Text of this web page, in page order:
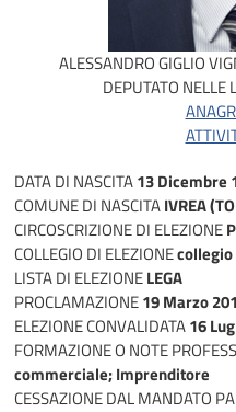
ALESSANDRO GIGLIO
DEPUTATO NELLE
DATA DI NASCITA13 Dicembre
COMUNE DI NASCITAIVREA
CIRCOSCRIZIONE DI ELEZIONE
COLLEGIO DI ELEZIONE
LISTA DI ELEZIONELEGA
PROCLAMAZIONE19 Marzo
ELEZIONE CONVALIDATA16
FORMAZIONE O NOTE
commerciale; Imprenditore
CESSAZIONE DAL MANDATO